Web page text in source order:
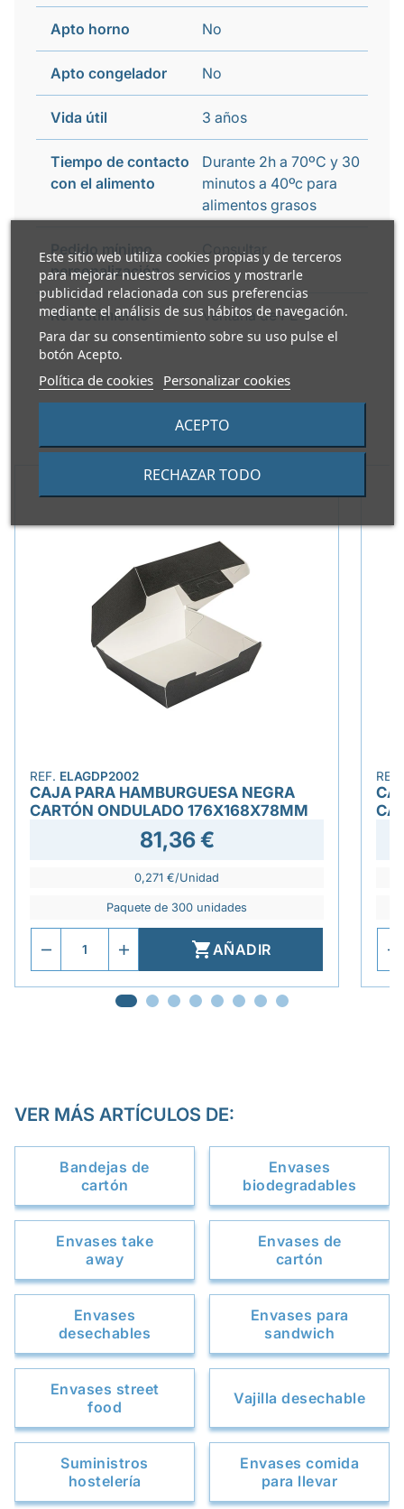
Este sitio web utiliza cookies propias y de terceros
para mejorar nuestros servicios y mostrarle
publicidad relacionada con sus preferencias
mediante el análisis de sus hábitos de navegación.
Para dar su consentimiento sobre su uso pulse el
botón Acepto.
Política de cookies Personalizar cookies
RECHAZAR TODO
ACEPTO
Apto horno No
Apto congelador No
Vida útil 3 años
Tiempo de contacto
con el alimento
Durante 2h a 70ºC y 30
minutos a 40ºc para
alimentos grasos
Pedido mínimo
personalización
Consultar
Revestimiento Ventana de PE
PRODUCTOS ALTERNATIVOS
REF. ELAGDP2002
CAJA PARA HAMBURGUESA NEGRA
CARTÓN ONDULADO 176X168X78MM
81,36 €
0,271 €/Unidad
Paquete de 300 unidades
AÑADIR
VER MÁS ARTÍCULOS DE:
Bandejas de
cartón
Envases
biodegradables
Envases take
away
Envases de
cartón
Envases
desechables
Envases para
sandwich
Envases street
food
Vajilla desechable
Suministros
hostelería
Envases comida
para llevar